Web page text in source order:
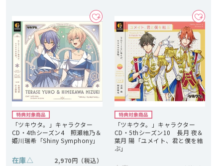
「ツキウタ。」キャラクター
CD・4thシーズン4 照瀬結乃＆
姫川瑞希「Shiny Symphony」
在庫△ 2,970円
「ツキウタ。」キャラクター
CD・5thシーズン10 長月 夜＆
葉月 陽「ユメイト、君と僕を結
ぶ」